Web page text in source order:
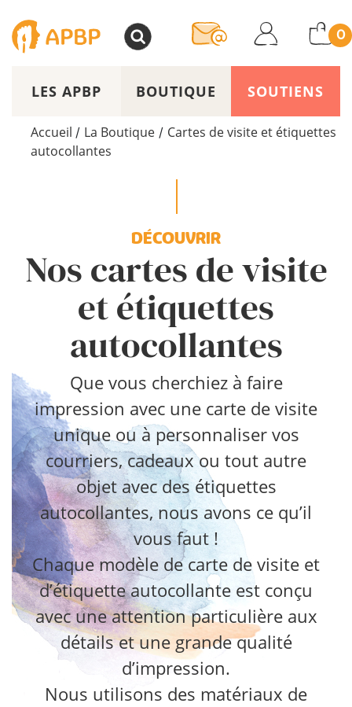
0
LES APBP BOUTIQUE SOUTIENS
Accueil / La Boutique / Cartes de visite et étiquettes
autocollantes
DÉCOUVRIR
Nos cartes de visite
et étiquettes
autocollantes
Que vous cherchiez à faire
impression avec une carte de visite
unique ou à personnaliser vos
courriers, cadeaux ou tout autre
objet avec des étiquettes
autocollantes, nous avons ce qu’il
vous faut !
Chaque modèle de carte de visite et
d’étiquette autocollante est conçu
avec une attention particulière aux
détails et une grande qualité
d’impression.
Nous utilisons des matériaux de